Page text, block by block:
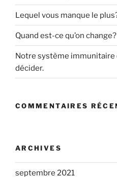
Lequel vous manque le
Quand est-ce qu’on change?
Notre système immunitaire
décider.
COMMENTAIRES
ARCHIVES
septembre 2021